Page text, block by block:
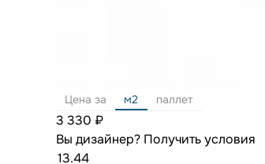
Цена за м2 паллет
3 330 ₽
Вы дизайнер? Получить условия